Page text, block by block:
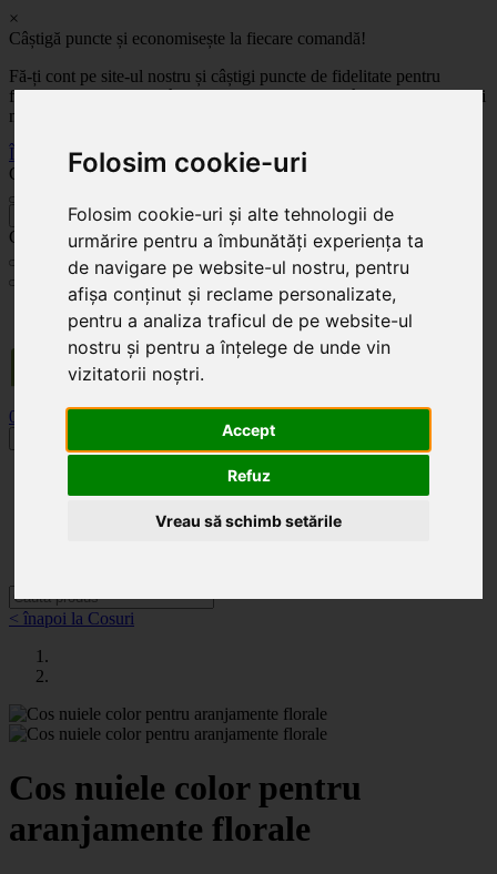
Folosim cookie-uri
Folosim cookie-uri și alte tehnologii de
urmărire pentru a îmbunătăți experiența ta
de navigare pe website-ul nostru, pentru
afișa conținut și reclame personalizate,
pentru a analiza traficul de pe website-ul
nostru și pentru a înțelege de unde vin
vizitatorii noștri.
Accept
Refuz
Vreau să schimb setările
×
Câștigă puncte și economisește la fiecare comandă!
Fă-ți cont pe site-ul nostru și câștigi puncte de fidelitate pentru
fiecare comandă! Cu cât comanzi mai mult, cu atât economisești mai
mult!
Înregistrează-te acum
Celoplast
Celoplast
Transportul este GRATUIT pentru comenzile mai mari de 350 Lei. Comanda minimă în
valoare de 100 Lei. Expediere în 1 - 2 zile lucrătoare.
0
Categorii
< înapoi la Cosuri
Cos nuiele color pentru
aranjamente florale